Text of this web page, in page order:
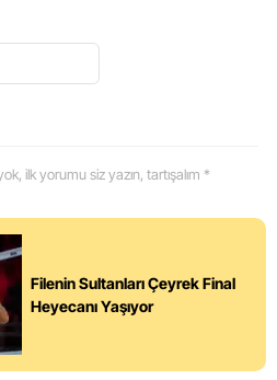
ilk yorumu siz yazın, tartışalım *
Filenin Sultanları Çeyrek Final
Heyecanı Yaşıyor